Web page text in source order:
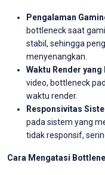
Pengalaman
bottleneck saat
stabil, sehingga
menyenangkan.
Waktu Render yang
video, bottleneck
waktu render.
Responsivitas
pada sistem yang
tidak responsif,
Cara Mengatasi